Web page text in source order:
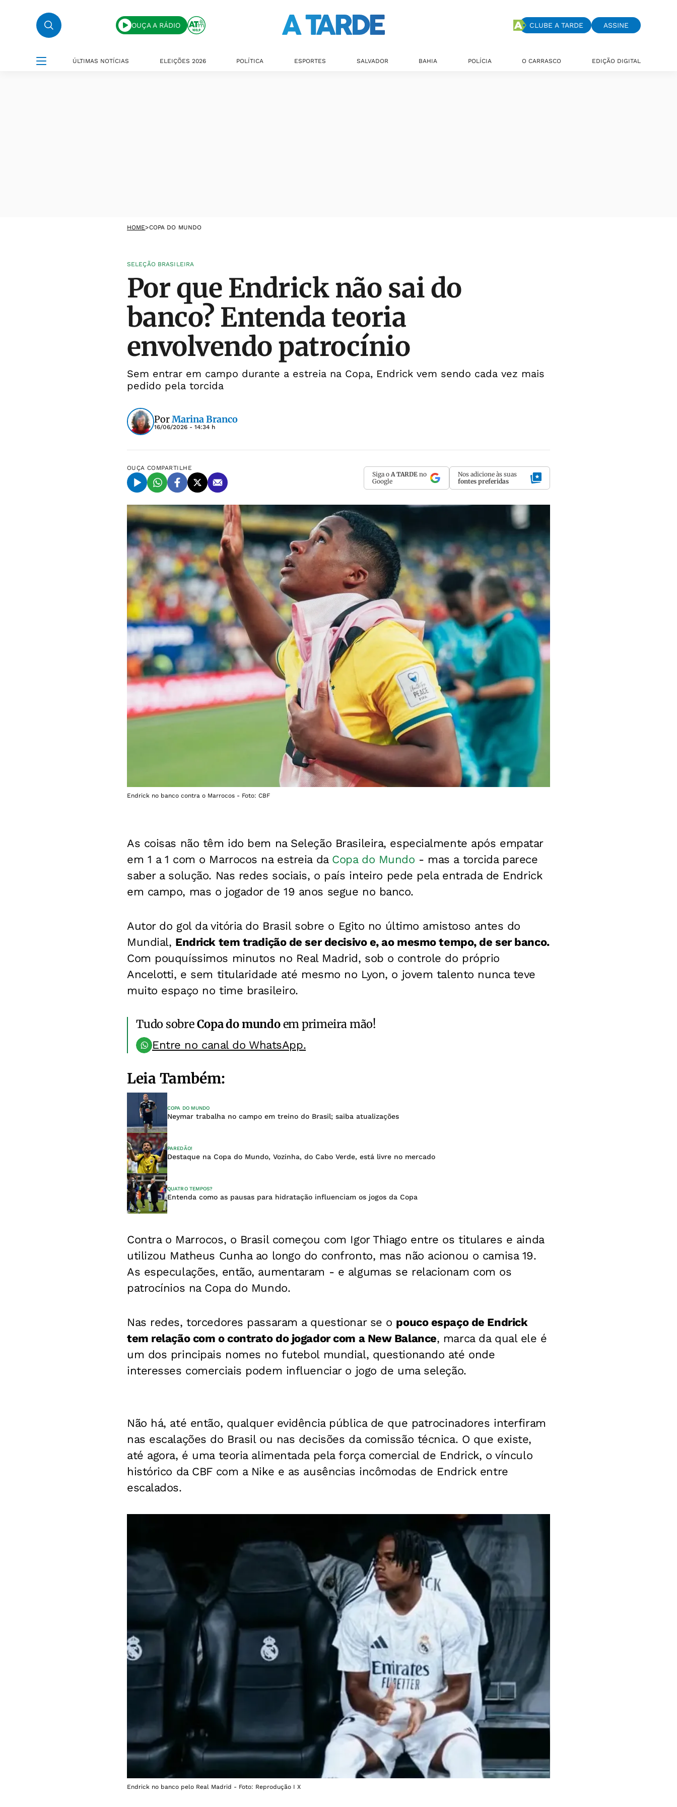
OUÇA A RÁDIO CLUBE A TARDE ASSINE
ÚLTIMAS NOTÍCIAS ELEIÇÕES 2026 POLÍTICA ESPORTES SALVADOR BAHIA POLÍCIA O CARRASCO EDIÇÃO DIGITAL
HOME>COPA DO MUNDO
SELEÇÃO BRASILEIRA
Por que Endrick não sai do
banco? Entenda teoria
envolvendo patrocínio
Sem entrar em campo durante a estreia na Copa, Endrick vem sendo cada vez mais
pedido pela torcida
PorMarina Branco
16/06/2026 - 14:34 h
OUÇA COMPARTILHE
Siga o A TARDE no
Google
Nos adicione às suas
fontes preferidas
Endrick no banco contra o Marrocos - Foto: CBF
As coisas não têm ido bem na Seleção Brasileira, especialmente após empatar
em 1 a 1 com o Marrocos na estreia da Copa do Mundo - mas a torcida parece
saber a solução. Nas redes sociais, o país inteiro pede pela entrada de Endrick
em campo, mas o jogador de 19 anos segue no banco.
Autor do gol da vitória do Brasil sobre o Egito no último amistoso antes do
Mundial, Endrick tem tradição de ser decisivo e, ao mesmo tempo, de ser banco.
Com pouquíssimos minutos no Real Madrid, sob o controle do próprio
Ancelotti, e sem titularidade até mesmo no Lyon, o jovem talento nunca teve
muito espaço no time brasileiro.
Tudo sobreCopa do mundoem primeira mão!
Entre no canal do WhatsApp.
Leia Também:
COPA DO MUNDO
Neymar trabalha no campo em treino do Brasil; saiba atualizações
PAREDÃO!
Destaque na Copa do Mundo, Vozinha, do Cabo Verde, está livre no mercado
QUATRO TEMPOS?
Entenda como as pausas para hidratação influenciam os jogos da Copa
Contra o Marrocos, o Brasil começou com Igor Thiago entre os titulares e ainda
utilizou Matheus Cunha ao longo do confronto, mas não acionou o camisa 19.
As especulações, então, aumentaram - e algumas se relacionam com os
patrocínios na Copa do Mundo.
Nas redes, torcedores passaram a questionar se o pouco espaço de Endrick
tem relação com o contrato do jogador com a New Balance, marca da qual ele é
um dos principais nomes no futebol mundial, questionando até onde
interesses comerciais podem influenciar o jogo de uma seleção.
Não há, até então, qualquer evidência pública de que patrocinadores interfiram
nas escalações do Brasil ou nas decisões da comissão técnica. O que existe,
até agora, é uma teoria alimentada pela força comercial de Endrick, o vínculo
histórico da CBF com a Nike e as ausências incômodas de Endrick entre
escalados.
Endrick no banco pelo Real Madrid - Foto: Reprodução I X